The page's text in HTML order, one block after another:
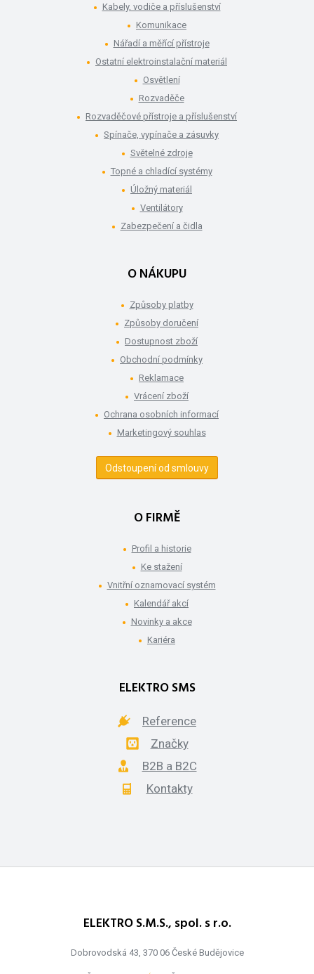
Kabely, vodiče a příslušenství
Komunikace
Nářadí a měřící přístroje
Ostatní elektroinstalační materiál
Osvětlení
Rozvaděče
Rozvaděčové přístroje a příslušenství
Spínače, vypínače a zásuvky
Světelné zdroje
Topné a chladící systémy
Úložný materiál
Ventilátory
Zabezpečení a čidla
O NÁKUPU
Způsoby platby
Způsoby doručení
Dostupnost zboží
Obchodní podmínky
Reklamace
Vrácení zboží
Ochrana osobních informací
Marketingový souhlas
Odstoupení od smlouvy
O FIRMĚ
Profil a historie
Ke stažení
Vnitřní oznamovací systém
Kalendář akcí
Novinky a akce
Kariéra
ELEKTRO SMS
Reference
Značky
B2B a B2C
Kontakty
ELEKTRO S.M.S., spol. s r.o.
Dobrovodská 43, 370 06 České Budějovice